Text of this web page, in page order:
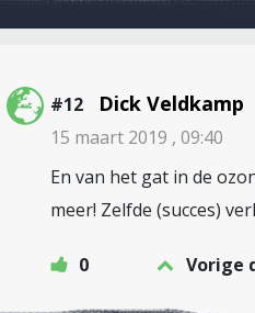
#12 Dick Veldkamp
15 maart 2019 , 09:40
En van het gat in de
meer! Zelfde (succes)
0 Vorige